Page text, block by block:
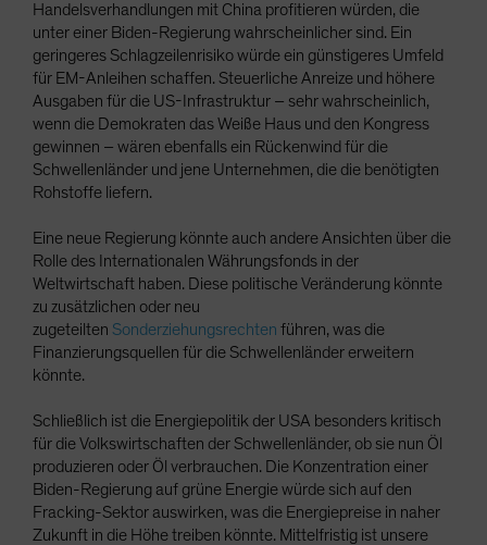
Handelsverhandlungen mit China profitieren würden, die
unter einer Biden-Regierung wahrscheinlicher sind. Ein
geringeres Schlagzeilenrisiko würde ein günstigeres Umfeld
für EM-Anleihen schaffen. Steuerliche Anreize und höhere
Ausgaben für die US-Infrastruktur – sehr wahrscheinlich,
wenn die Demokraten das Weiße Haus und den Kongress
gewinnen – wären ebenfalls ein Rückenwind für die
Schwellenländer und jene Unternehmen, die die benötigten
Rohstoffe liefern.
Eine neue Regierung könnte auch andere Ansichten über die
Rolle des Internationalen Währungsfonds in der
Weltwirtschaft haben. Diese politische Veränderung könnte
zu zusätzlichen oder neu
zugeteilten Sonderziehungsrechten führen, was die
Finanzierungsquellen für die Schwellenländer erweitern
könnte.
Schließlich ist die Energiepolitik der USA besonders kritisch
für die Volkswirtschaften der Schwellenländer, ob sie nun Öl
produzieren oder Öl verbrauchen. Die Konzentration einer
Biden-Regierung auf grüne Energie würde sich auf den
Fracking-Sektor auswirken, was die Energiepreise in naher
Zukunft in die Höhe treiben könnte. Mittelfristig ist unsere